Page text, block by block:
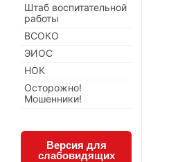
Штаб воспитательной
работы
ВСОКО
ЭИОС
НОК
Осторожно!
Мошенники!
Версия для
слабовидящих